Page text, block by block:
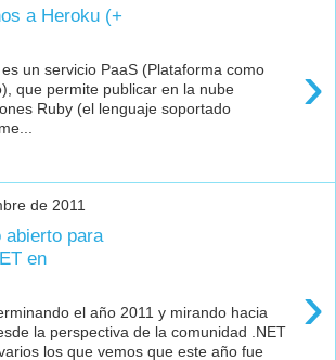
a Heroku (+
›
un servicio PaaS (Plataforma como
que permite publicar en la nube
Ruby (el lenguaje soportado
de 2011
abierto para
en
›
el año 2011 y mirando hacia
la perspectiva de la comunidad .NET
los que vemos que este año fue